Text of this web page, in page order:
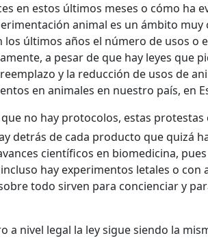
en estos últimos meses o cómo ha
animal es un ámbito
los últimos años el número de usos o
a pesar de que hay leyes que
y la reducción de usos de
en animales en nuestro país, en
que no hay protocolos, estas
detrás de cada producto que quizá
científicos en biomedicina,
hay experimentos letales o
todo sirven para concienciar y
a nivel legal la ley sigue siendo la